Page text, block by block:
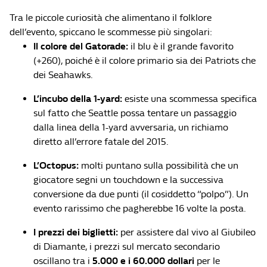
Tra le piccole curiosità che alimentano il folklore
dell’evento, spiccano le scommesse più singolari:
Il colore del Gatorade: il blu è il grande favorito
(+260), poiché è il colore primario sia dei Patriots che
dei Seahawks.
L’incubo della 1-yard: esiste una scommessa specifica
sul fatto che Seattle possa tentare un passaggio
dalla linea della 1-yard avversaria, un richiamo
diretto all’errore fatale del 2015.
L’Octopus: molti puntano sulla possibilità che un
giocatore segni un touchdown e la successiva
conversione da due punti (il cosiddetto “polpo”). Un
evento rarissimo che pagherebbe 16 volte la posta.
I prezzi dei biglietti: per assistere dal vivo al Giubileo
di Diamante, i prezzi sul mercato secondario
oscillano tra i 5.000 e i 60.000 dollari per le